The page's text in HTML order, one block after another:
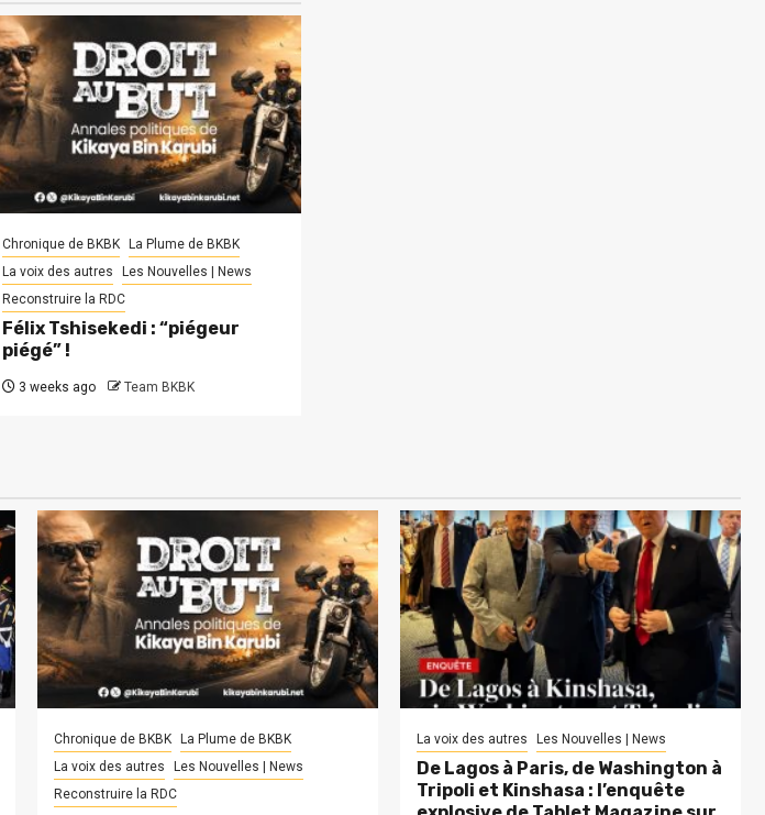
Chronique de BKBK
La Plume de BKBK
La voix des autres
Les Nouvelles | News
Reconstruire la RDC
Félix Tshisekedi : “piégeur
piégé” !
3 weeks ago Team BKBK
Chronique de BKBK
La Plume de BKBK
La voix des autres
Les Nouvelles | News
Reconstruire la RDC
La voix des autres Les Nouvelles | News
De Lagos à Paris, de Washington à
Tripoli et Kinshasa : l’enquête